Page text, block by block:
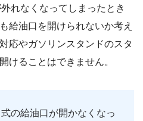
れなくなってしまったとき
給油口を開けられないか考え
応やガソリンスタンドのスタ
けることはできません。
の給油口が開かなくなっ